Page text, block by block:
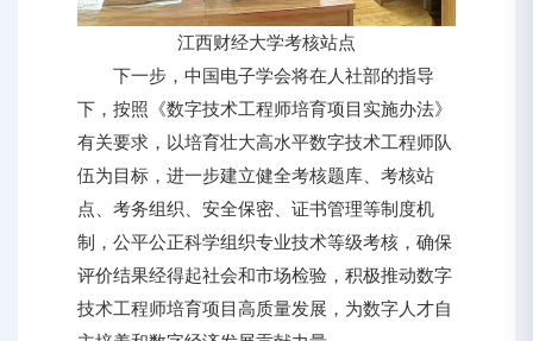
江西财经大学考核站点
下一步，中国电子学会将在人社部的指导
下，按照《数字技术工程师培育项目实施办法》
有关要求，以培育壮大高水平数字技术工程师队
伍为目标，进一步建立健全考核题库、考核站
点、考务组织、安全保密、证书管理等制度机
制，公平公正科学组织专业技术等级考核，确保
评价结果经得起社会和市场检验，积极推动数字
技术工程师培育项目高质量发展，为数字人才自